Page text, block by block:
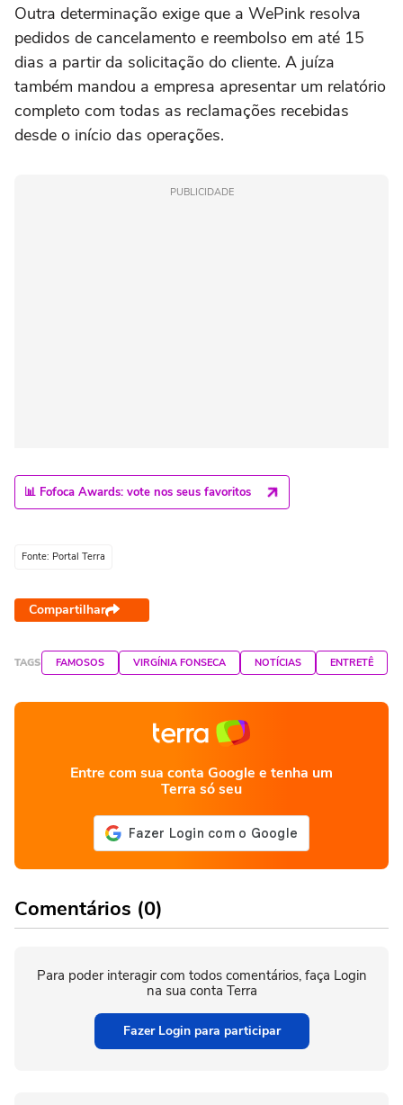
Outra determinação exige que a WePink resolva
pedidos de cancelamento e reembolso em até 15
dias a partir da solicitação do cliente. A juíza
também mandou a empresa apresentar um relatório
completo com todas as reclamações recebidas
desde o início das operações.
PUBLICIDADE
📊 Fofoca Awards: vote nos seus favoritos
Fonte: Portal Terra
Compartilhar
TAGS FAMOSOS VIRGÍNIA FONSECA NOTÍCIAS ENTRETÊ
Entre com sua conta Google e tenha um
Terra só seu
Comentários (0)
Para poder interagir com todos comentários, faça Login
na sua conta Terra
Fazer Login para participar